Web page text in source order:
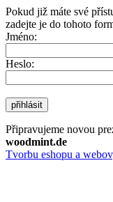
Pokud již máte své
zadejte je do tohoto
Jméno:
Heslo:
přihlásit
Připravujeme novou
woodmint.de
Tvorbu eshopu a